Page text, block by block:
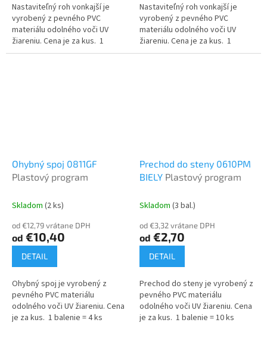
Nastaviteľný roh vonkajší je
vyrobený z pevného PVC
materiálu odolného voči UV
žiareniu. Cena je za kus. 1
balenie = 8 ks
Nastaviteľný roh vonkajší je
vyrobený z pevného PVC
materiálu odolného voči UV
žiareniu. Cena je za kus. 1
balenie = 6 ks
Ohybný spoj 0811GF
Plastový program
Skladom (2 ks)
od €12,79 vrátane DPH
od €10,40
DETAIL
Ohybný spoj je vyrobený z
pevného PVC materiálu
odolného voči UV žiareniu. Cena
je za kus. 1 balenie = 4 ks
Prechod do steny 0610PM
BIELY Plastový program
Skladom (3 bal.)
od €3,32 vrátane DPH
od €2,70
DETAIL
Prechod do steny je vyrobený z
pevného PVC materiálu
odolného voči UV žiareniu. Cena
je za kus. 1 balenie = 10 ks